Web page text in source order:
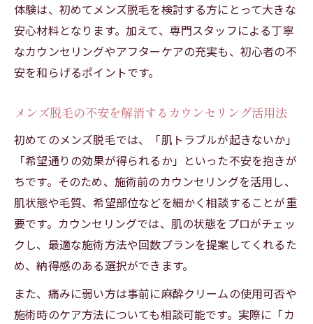
体験は、初めてメンズ脱毛を検討する方にとって大きな
安心材料となります。加えて、専門スタッフによる丁寧
なカウンセリングやアフターケアの充実も、初心者の不
安を和らげるポイントです。
メンズ脱毛の不安を解消するカウンセリング活用法
初めてのメンズ脱毛では、「肌トラブルが起きないか」
「希望通りの効果が得られるか」といった不安を抱きが
ちです。そのため、施術前のカウンセリングを活用し、
肌状態や毛質、希望部位などを細かく相談することが重
要です。カウンセリングでは、肌の状態をプロがチェッ
クし、最適な施術方法や回数プランを提案してくれるた
め、納得感のある選択ができます。
また、痛みに弱い方は事前に麻酔クリームの使用可否や
施術時のケア方法についても相談可能です。実際に「カ